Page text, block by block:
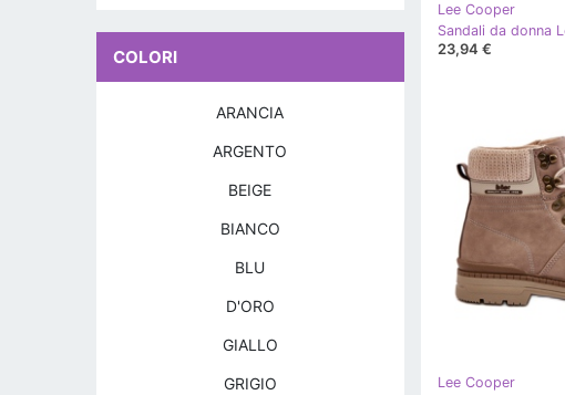
Lee Cooper
23,94 €
Lee Cooper
COLORI
ARANCIA
ARGENTO
BEIGE
BIANCO
BLU
D'ORO
GIALLO
GRIGIO